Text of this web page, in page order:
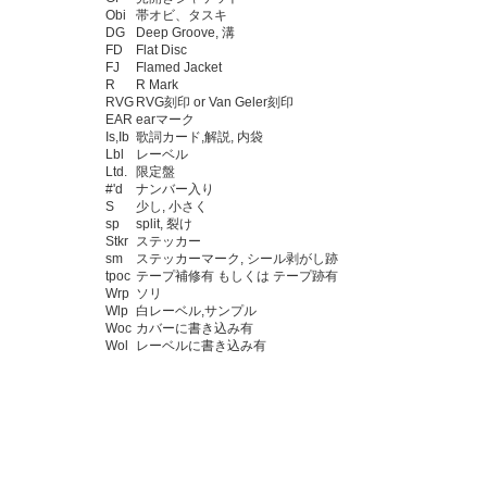
Obi
帯オビ、タスキ
DG
Deep Groove, 溝
FD
Flat Disc
FJ
Flamed Jacket
R
R Mark
RVG RVG刻印 or Van Geler刻印
EAR earマーク
Is,Ib 歌詞カード,解説, 内袋
Lbl
レーベル
Ltd.
限定盤
#'d
ナンバー入り
S
少し, 小さく
sp
split, 裂け
Stkr ステッカー
sm
ステッカーマーク, シール剥がし跡
tpoc テープ補修有 もしくは テープ跡有
Wrp ソリ
Wlp 白レーベル,サンプル
Woc カバーに書き込み有
Wol
レーベルに書き込み有